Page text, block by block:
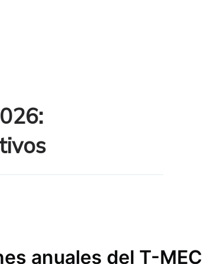
anuales del T-MEC